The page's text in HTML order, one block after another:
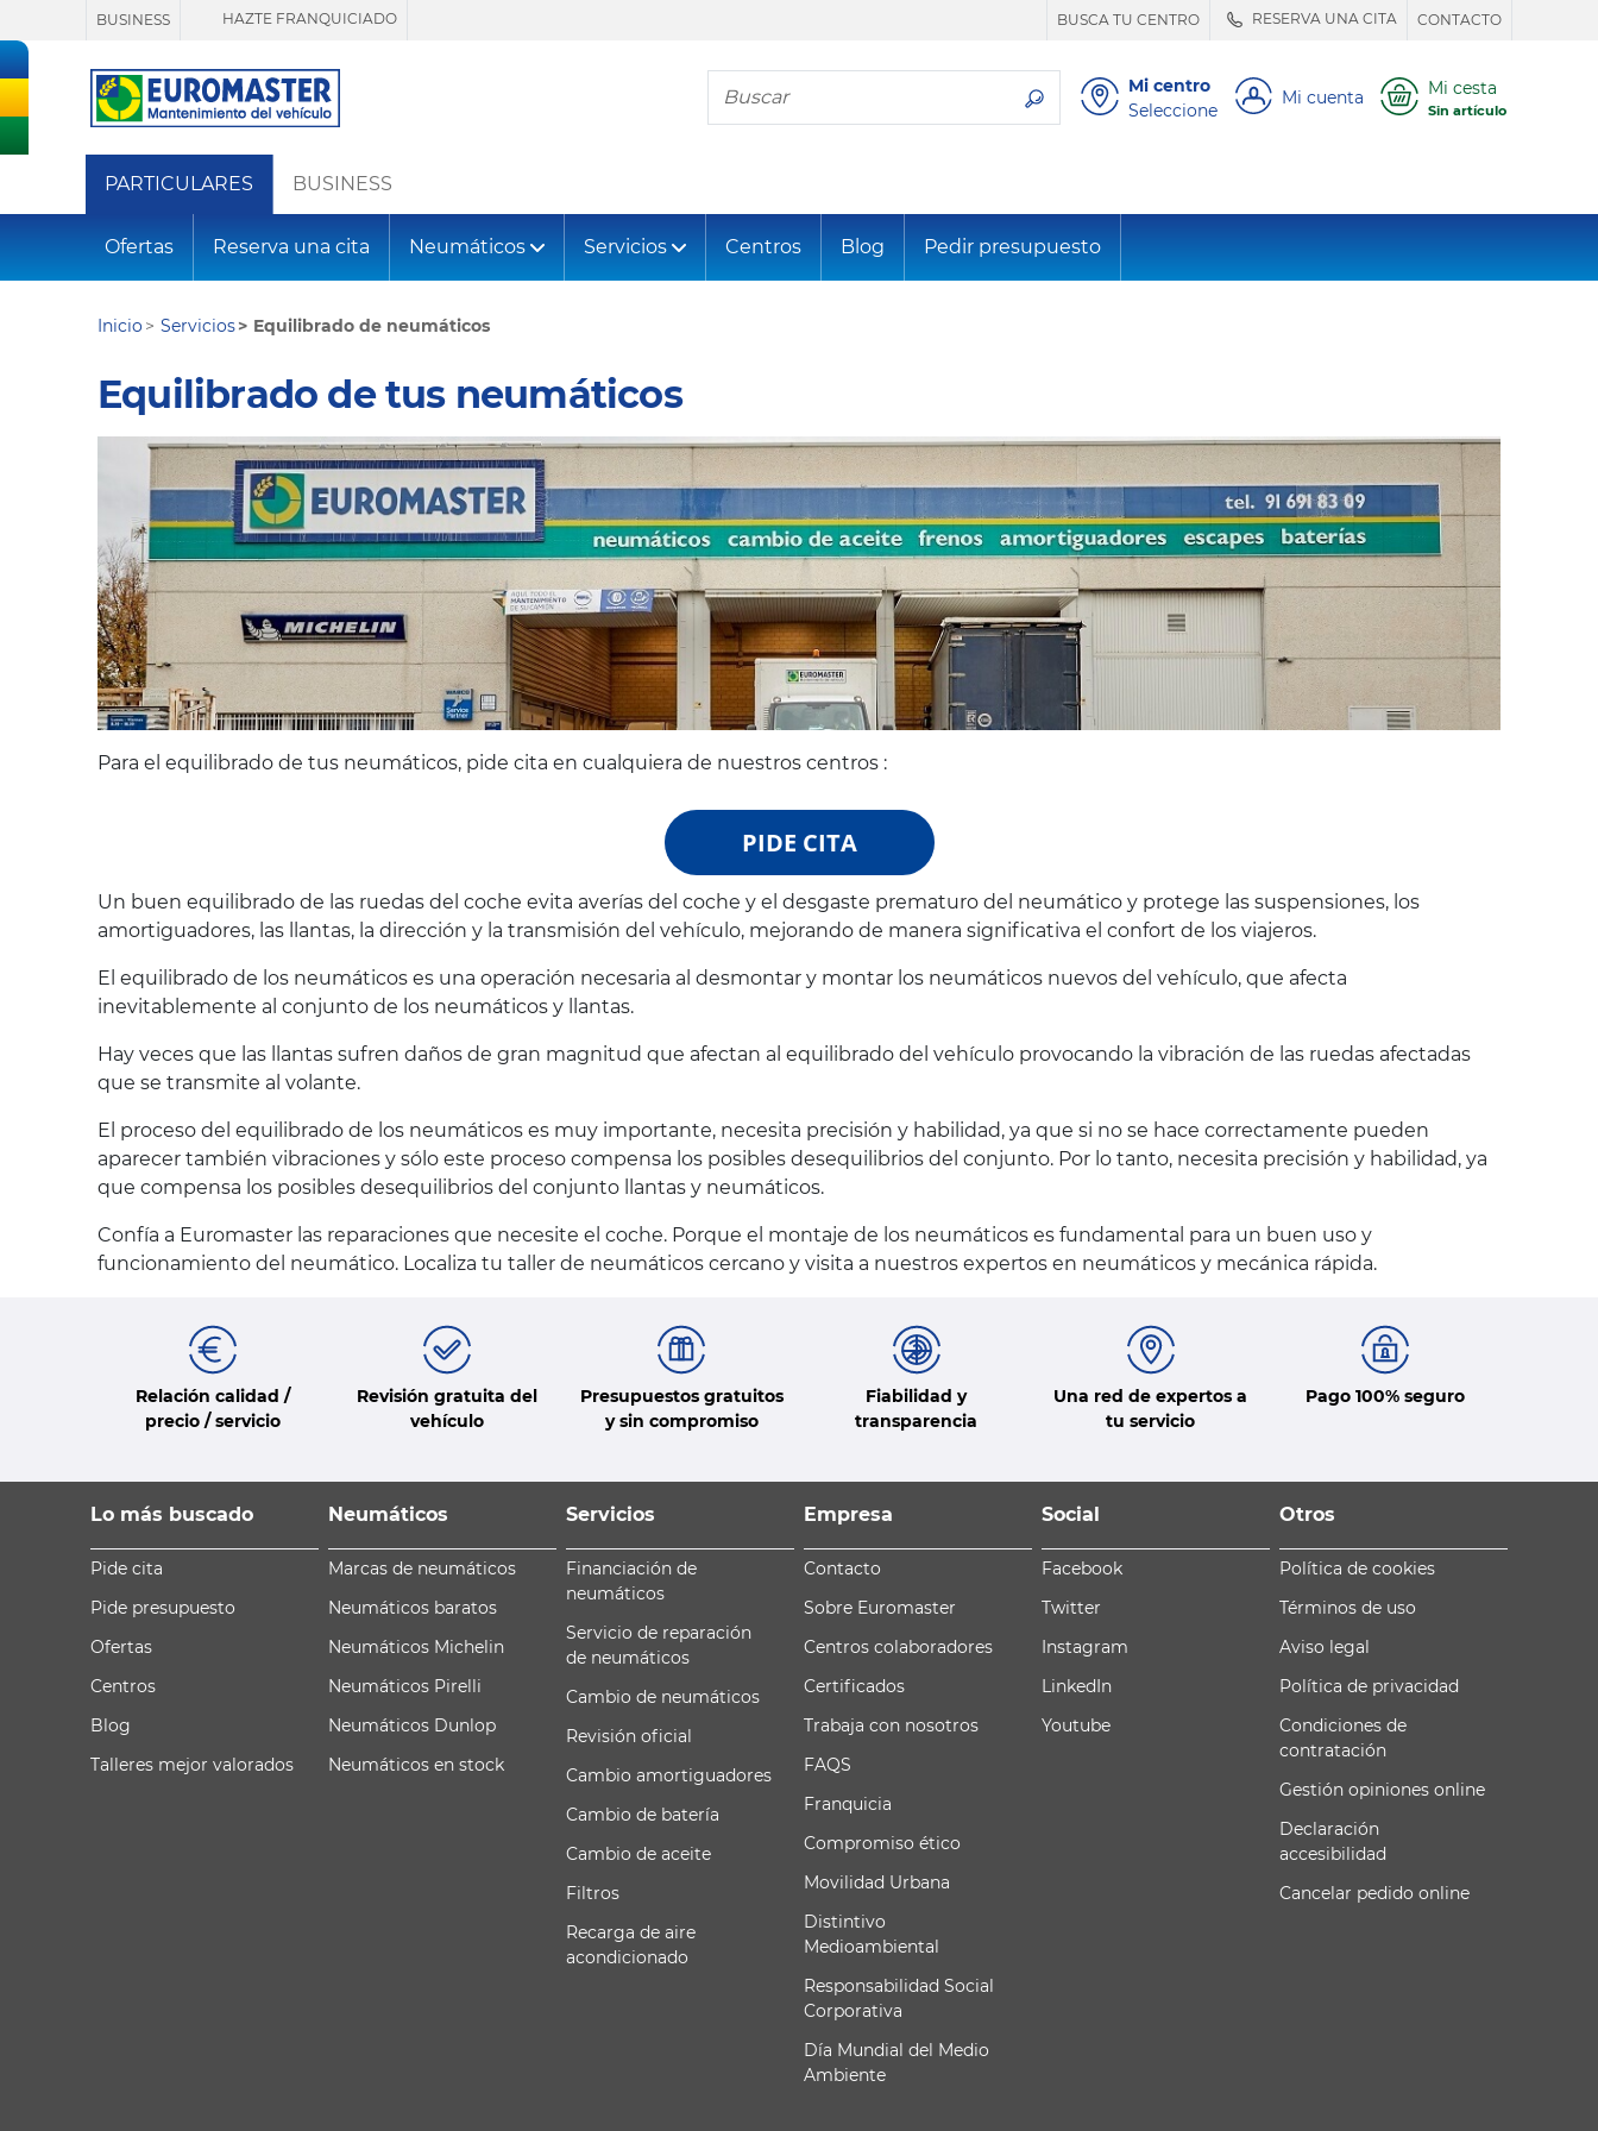
BUSINESS HAZTE FRANQUICIADO BUSCA TU CENTRO RESERVA UNA CITA CONTACTO
Busca tu neumático
Mi centro
Seleccione
Mi cuenta Mi cesta
Sin artículo
PARTICULARES BUSINESS
Ofertas Reserva una cita Neumáticos Servicios Centros Blog Pedir presupuesto
Inicio Servicios Equilibrado de neumáticos
Equilibrado de tus neumáticos
Para el equilibrado de tus neumáticos, pide cita en cualquiera de nuestros centros :
PIDE CITA
Un buen equilibrado de las ruedas del coche evita averías del coche y el desgaste prematuro del neumático y protege las suspensiones, los
amortiguadores, las llantas, la dirección y la transmisión del vehículo, mejorando de manera significativa el confort de los viajeros.
El equilibrado de los neumáticos es una operación necesaria al desmontar y montar los neumáticos nuevos del vehículo, que afecta
inevitablemente al conjunto de los neumáticos y llantas.
Hay veces que las llantas sufren daños de gran magnitud que afectan al equilibrado del vehículo provocando la vibración de las ruedas afectadas
que se transmite al volante.
El proceso del equilibrado de los neumáticos es muy importante, necesita precisión y habilidad, ya que si no se hace correctamente pueden
aparecer también vibraciones y sólo este proceso compensa los posibles desequilibrios del conjunto. Por lo tanto, necesita precisión y habilidad, ya
que compensa los posibles desequilibrios del conjunto llantas y neumáticos.
Confía a Euromaster las reparaciones que necesite el coche. Porque el montaje de los neumáticos es fundamental para un buen uso y
funcionamiento del neumático. Localiza tu taller de neumáticos cercano y visita a nuestros expertos en neumáticos y mecánica rápida.
Relación calidad /
precio / servicio
Revisión gratuita del
vehículo
Presupuestos gratuitos
y sin compromiso
Fiabilidad y
transparencia
Una red de expertos a
tu servicio
Pago 100% seguro
Lo más buscado
Pide cita
Pide presupuesto
Ofertas
Centros
Blog
Talleres mejor valorados
Neumáticos
Marcas de neumáticos
Neumáticos baratos
Neumáticos Michelin
Neumáticos Pirelli
Neumáticos Dunlop
Neumáticos en stock
Servicios
Financiación de
neumáticos
Servicio de reparación
de neumáticos
Cambio de neumáticos
Revisión oficial
Cambio amortiguadores
Cambio de batería
Cambio de aceite
Filtros
Recarga de aire
acondicionado
Empresa
Contacto
Sobre Euromaster
Centros colaboradores
Certificados
Trabaja con nosotros
FAQS
Franquicia
Compromiso ético
Movilidad Urbana
Distintivo
Medioambiental
Responsabilidad Social
Corporativa
Día Mundial del Medio
Ambiente
Social
Facebook
Twitter
Instagram
LinkedIn
Youtube
Otros
Política de cookies
Términos de uso
Aviso legal
Política de privacidad
Condiciones de
contratación
Gestión opiniones online
Declaración
accesibilidad
Cancelar pedido online